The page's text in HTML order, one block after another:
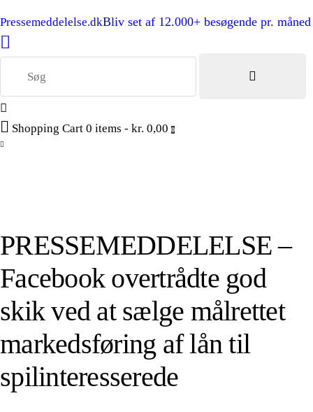
Pressemeddelelse.dkBliv set af 12.000+ besøgende pr. måned
Shopping Cart 0 items - kr. 0,00 0
PRESSEMEDDELELSE –
Facebook overtrådte god
skik ved at sælge målrettet
markedsføring af lån til
spilinteresserede